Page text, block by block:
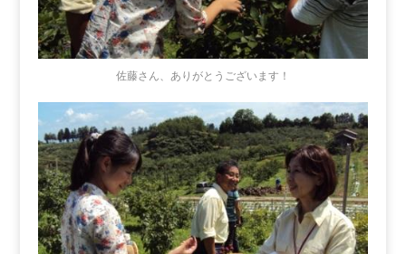
佐藤さん、ありがとうございます！